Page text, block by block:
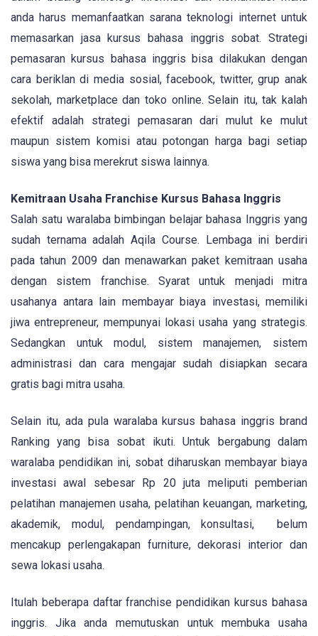
anda harus memanfaatkan sarana teknologi internet untuk
memasarkan jasa kursus bahasa inggris sobat. Strategi
pemasaran kursus bahasa inggris bisa dilakukan dengan
cara beriklan di media sosial, facebook, twitter, grup anak
sekolah, marketplace dan toko online. Selain itu, tak kalah
efektif adalah strategi pemasaran dari mulut ke mulut
maupun sistem komisi atau potongan harga bagi setiap
siswa yang bisa merekrut siswa lainnya.
Kemitraan Usaha Franchise Kursus Bahasa Inggris
Salah satu waralaba bimbingan belajar bahasa Inggris yang
sudah ternama adalah Aqila Course. Lembaga ini berdiri
pada tahun 2009 dan menawarkan paket kemitraan usaha
dengan sistem franchise. Syarat untuk menjadi mitra
usahanya antara lain membayar biaya investasi, memiliki
jiwa entrepreneur, mempunyai lokasi usaha yang strategis.
Sedangkan untuk modul, sistem manajemen, sistem
administrasi dan cara mengajar sudah disiapkan secara
gratis bagi mitra usaha.
Selain itu, ada pula waralaba kursus bahasa inggris brand
Ranking yang bisa sobat ikuti. Untuk bergabung dalam
waralaba pendidikan ini, sobat diharuskan membayar biaya
investasi awal sebesar Rp 20 juta meliputi pemberian
pelatihan manajemen usaha, pelatihan keuangan, marketing,
akademik, modul, pendampingan, konsultasi, belum
mencakup perlengakapan furniture, dekorasi interior dan
sewa lokasi usaha.
Itulah beberapa daftar franchise pendidikan kursus bahasa
inggris. Jika anda memutuskan untuk membuka usaha